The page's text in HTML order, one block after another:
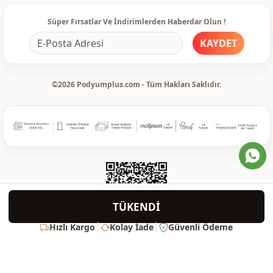
TÜKENDİ
Hızlı Kargo Kolay İade Güvenli Ödeme
Süper Fırsatlar Ve İndirimlerden Haberdar Olun !
KAYDET
©2026 Podyumplus.com - Tüm Hakları Saklıdır.